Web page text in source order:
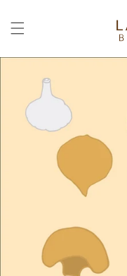
content